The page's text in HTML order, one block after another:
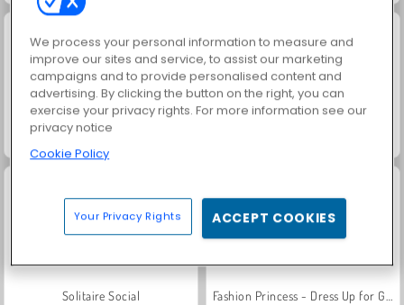
Solitaire Social
We process your personal information to measure and
improve our sites and service, to assist our marketing
campaigns and to provide personalised content and
advertising. By clicking the button on the right, you can
exercise your privacy rights. For more information see our
privacy notice
Cookie Policy
Your Privacy Rights ACCEPT COOKIES